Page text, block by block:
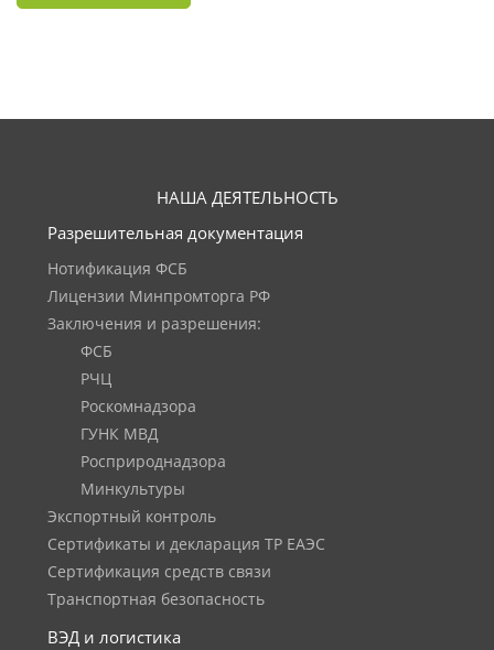
НАША ДЕЯТЕЛЬНОСТЬ
Разрешительная документация
Нотификация ФСБ
Лицензии Минпромторга РФ
Заключения и разрешения:
ФСБ
РЧЦ
Роскомнадзора
ГУНК МВД
Росприроднадзора
Минкультуры
Экспортный контроль
Сертификаты и декларация ТР ЕАЭС
Сертификация средств связи
Транспортная безопасность
ВЭД и логистика